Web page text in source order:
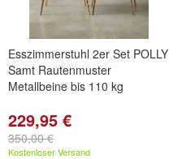
Esszimmerstuhl 2er Set POLLY
Samt Rautenmuster
Metallbeine bis 110 kg
229,95 €
350,00 €
Kostenloser Versand